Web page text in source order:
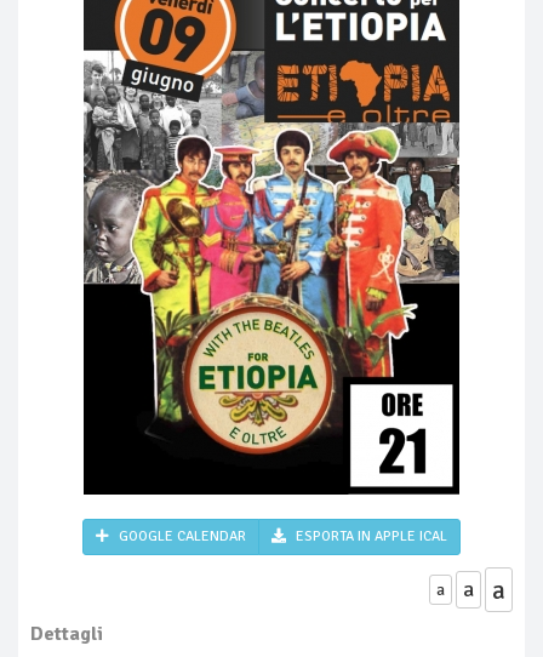
GOOGLE CALENDAR ESPORTA IN APPLE ICAL
a a a
Dettagli